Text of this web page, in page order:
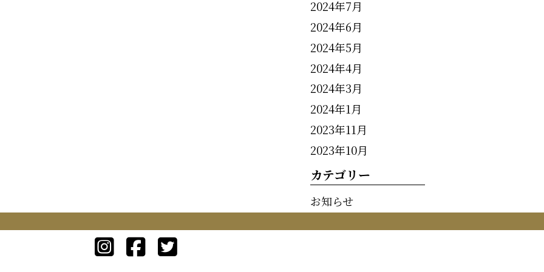
2024年7月
2024年6月
2024年5月
2024年4月
2024年3月
2024年1月
2023年11月
2023年10月
カテゴリー
お知らせ